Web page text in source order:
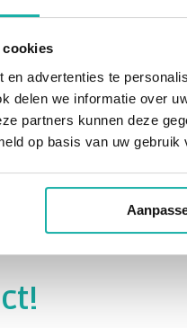
cookies
advertenties te
delen we informatie over
partners kunnen deze
op basis van uw gebruik
die vragen heeft rondom